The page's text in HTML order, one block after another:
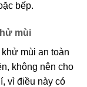
bếp.
mùi
mùi an toàn
không nên cho
vì điều này có